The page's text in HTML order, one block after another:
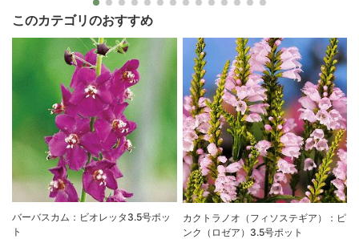
このカテゴリのおすすめ
バーバスカム：ビオレッタ3.5号ポッ
ト
カクトラノオ（フィソステギア）：ピ
ンク（ロゼア）3.5号ポット